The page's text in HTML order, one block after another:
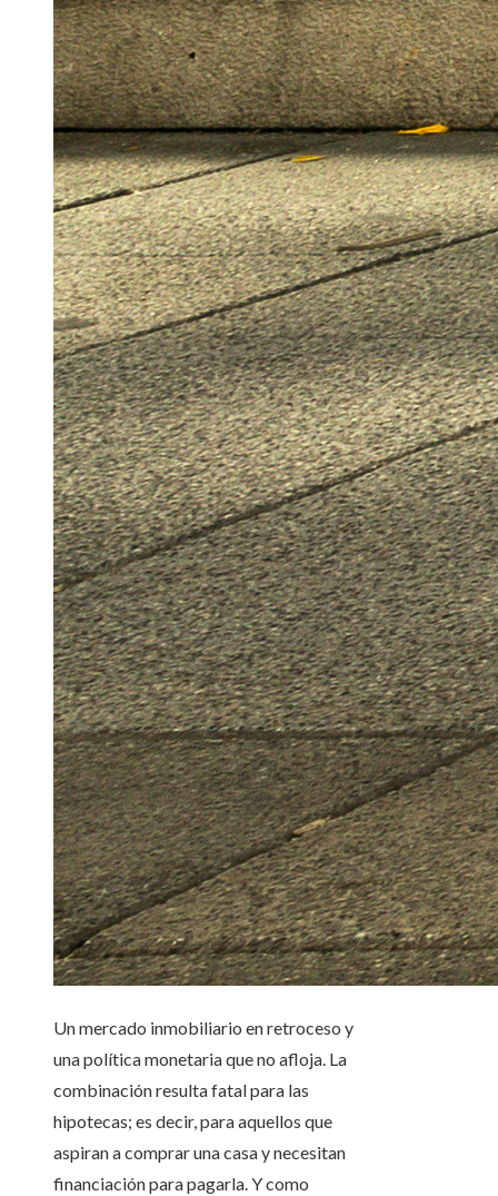
Un mercado inmobiliario en retroceso y
una política monetaria que no afloja. La
combinación resulta fatal para las
hipotecas; es decir, para aquellos que
aspiran a comprar una casa y necesitan
financiación para pagarla. Y como